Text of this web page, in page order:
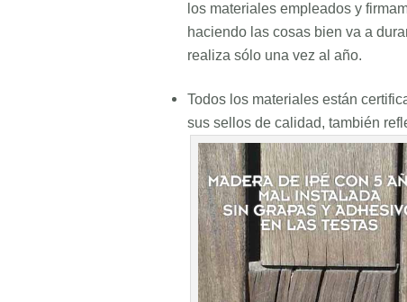
los materiales empleados y
haciendo las cosas bien va a
realiza sólo una vez al año.
Todos los materiales están
sus sellos de calidad, también